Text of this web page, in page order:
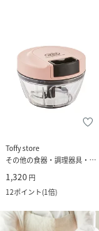
Toffy store
その他の食器・調理器具・キッチン用品
1,320 円
12ポイント(1倍)